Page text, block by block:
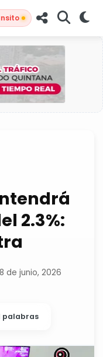
2.3%:
8 de junio, 2026
palabras